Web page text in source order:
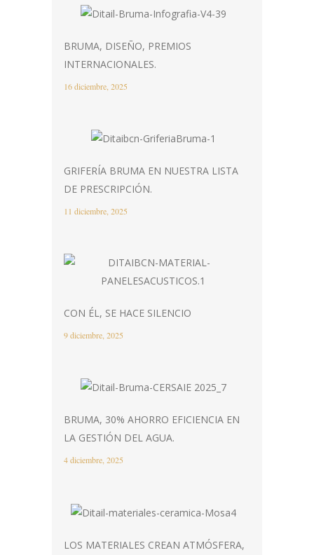
BRUMA, DISEÑO, PREMIOS
INTERNACIONALES.
16 diciembre, 2025
GRIFERÍA BRUMA EN NUESTRA LISTA
DE PRESCRIPCIÓN.
11 diciembre, 2025
CON ÉL, SE HACE SILENCIO
9 diciembre, 2025
BRUMA, 30% AHORRO EFICIENCIA EN
LA GESTIÓN DEL AGUA.
4 diciembre, 2025
LOS MATERIALES CREAN ATMÓSFERA,